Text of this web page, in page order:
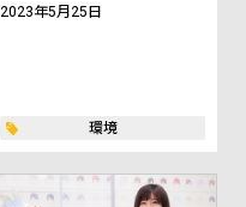
2023年5月25日
環境